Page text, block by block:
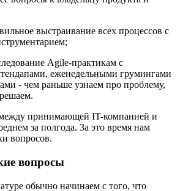
выстраивание всех процессов с
Agile-практикам с
еженедельными грумингами
- чем раньше узнаем про проблему,
принимающей IT-компанией и
за полгода. За это время нам
вопросов.
вопросы
обычно начинаем с того, что